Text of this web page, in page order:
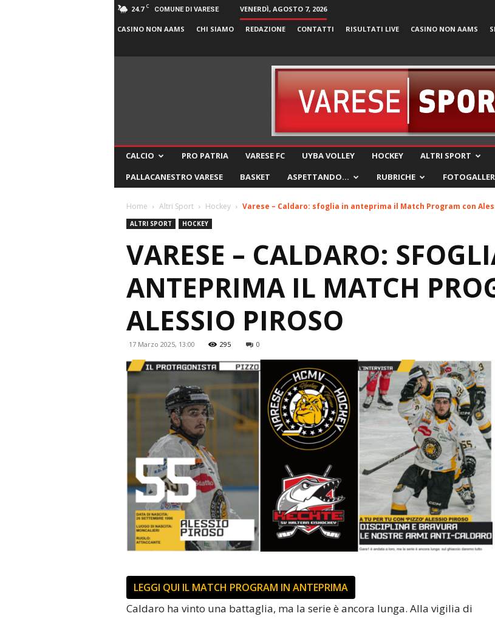
24.7 C COMUNE DI VARESE VENERDÌ, AGOSTO 7, 2026
CASINO NON AAMS CHI SIAMO REDAZIONE CONTATTI RISULTATI LIVE CASINO NON AAMS
CALCIO PRO PATRIA VARESE FC UYBA VOLLEY HOCKEY ALTRI SPORT
PALLACANESTRO VARESE
BASKET ASPETTANDO… RUBRICHE
Home Altri Sport Hockey Varese – Caldaro: sfoglia in anteprima il Match Program con
ALTRI SPORT HOCKEY
VARESE – CALDARO:
ANTEPRIMA IL MATCH
ALESSIO PIROSO
17 Marzo 2025, 13:00 295 0
LEGGI QUI IL MATCH PROGRAM IN ANTEPRIMA
Caldaro ha vinto una battaglia, ma la serie è ancora lunga. Alla vigilia di